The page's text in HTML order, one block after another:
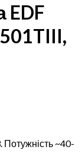
EDF
~40-